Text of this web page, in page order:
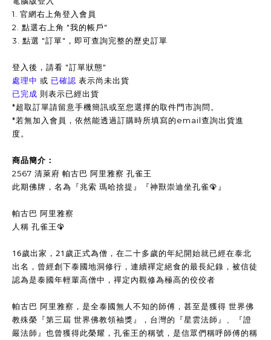
1. 官網右上角登入會員
2. 點選右上角 "我的帳戶"
3. 點選 "訂單"，即可查詢完整的歷史訂單
登入後，請看 "訂單狀態"
處理中 或 已確認 表示尚未出貨
已完成 則表示已經出貨
*超取訂單請留意手機簡訊或至您選擇的取件門市詢問。
*若無加入會員，依然能透過訂購時所填寫的email查詢出貨進
度。
商品簡介：
2567 清萊府 帕古巴 阿里雅察 孔雀王
此期佛牌，名為『兆索 瑪哈捨提』『神獸崇迪坐孔雀🦚』
帕古巴 阿里雅察
人稱 孔雀王🦚
16歲出家，21歲正式為僧，在二十多歲的年紀開始就已經在泰北
出名，曾經創下泰國地洞修行，連續禪定絕食的最長紀錄，被信徒
認為是泰國年輕輩高僧中，禪定內觀修為極高的佼佼者
帕古巴 阿里雅察，是全泰國無人不知的師傅，甚至是獲得 世界佛
教殊榮『第三屆 世界佛教領袖獎』，台灣的『星雲法師』、『證
嚴法師』也曾獲得此榮耀，孔雀王的稱號，是信眾們稱呼師傅的稱